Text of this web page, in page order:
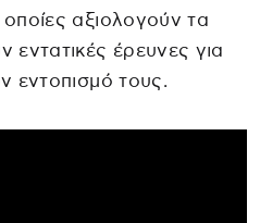
αξιολογούν τα
εντατικές έρευνες για
εντοπισμό τους.